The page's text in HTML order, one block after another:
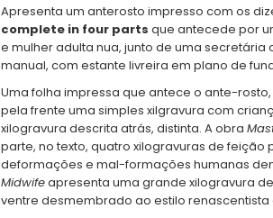
Apresenta um anterosto impresso com os
complete in four partsque antecede por
e mulher adulta nua, junto de uma
manual, com estante livreira em plano de
Uma folha impressa que antece o ante-
pela frente uma simples xilgravura com
xilogravura descrita atrás, distinta. A obra
parte, no texto, quatro xilogravuras de
deformações e mal-formações humanas
Midwifeapresenta uma grande xilogravura
ventre desmembrado ao estilo renascentista